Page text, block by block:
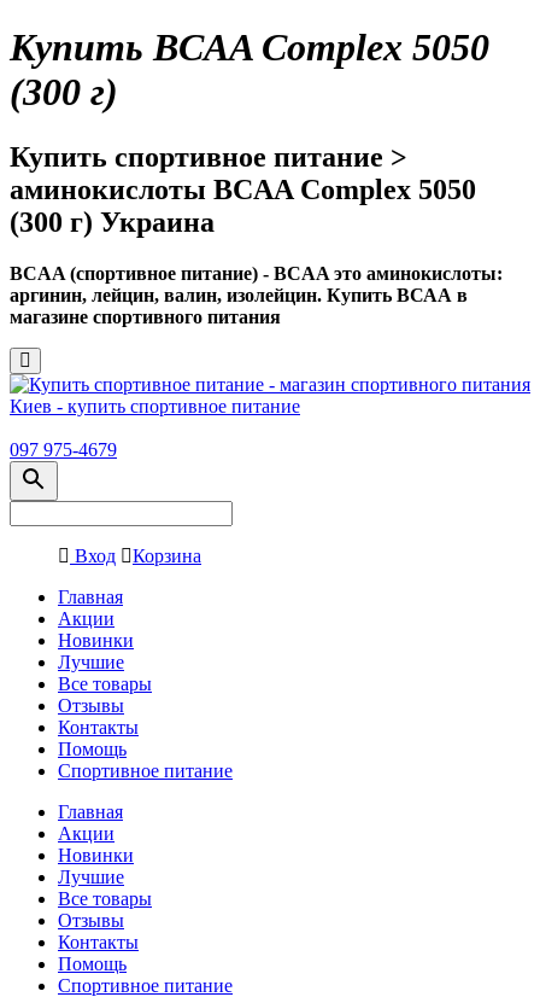
Купить BCAA Complex 5050
(300 г)
Купить спортивное питание >
аминокислоты BCAA Complex 5050
(300 г) Украина
BCAA (спортивное питание) - BCAA это аминокислоты:
аргинин, лейцин, валин, изолейцин. Купить ВСАА в
магазине спортивного питания
097 975-4679
Вход
Корзина
Главная
Акции
Новинки
Лучшие
Все товары
Отзывы
Контакты
Помощь
Спортивное питание
Главная
Акции
Новинки
Лучшие
Все товары
Отзывы
Контакты
Помощь
Спортивное питание